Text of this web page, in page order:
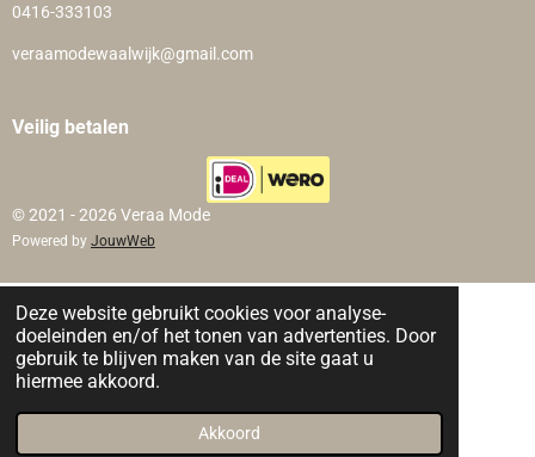
Deze website gebruikt cookies voor analyse-
doeleinden en/of het tonen van advertenties. Door
gebruik te blijven maken van de site gaat u
hiermee akkoord.
Akkoord
0416-333103
veraamodewaalwijk@gmail.com
Veilig betalen
© 2021 - 2026 Veraa Mode
Powered by JouwWeb